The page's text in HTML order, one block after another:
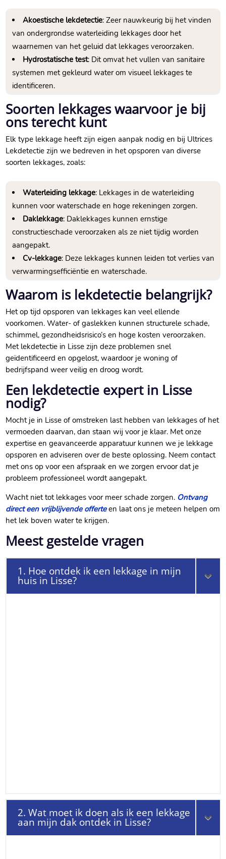
Akoestische lekdetectie: Zeer nauwkeurig bij het vinden
van ondergrondse waterleiding lekkages door het
waarnemen van het geluid dat lekkages veroorzaken.​
Hydrostatische test: Dit omvat het vullen van sanitaire
systemen met gekleurd water om visueel lekkages te
identificeren.​
Soorten lekkages waarvoor je bij
ons terecht kunt
Elk type lekkage heeft zijn eigen aanpak nodig en bij Ultrices
Lekdetectie zijn we bedreven in het opsporen van diverse
soorten lekkages, zoals:
Waterleiding lekkage: Lekkages in de waterleiding
kunnen voor waterschade en hoge rekeningen zorgen.​
Daklekkage: Daklekkages kunnen ernstige
constructieschade veroorzaken als ze niet tijdig worden
aangepakt.​
Cv-lekkage: Deze lekkages kunnen leiden tot verlies van
verwarmingsefficiëntie en waterschade.​
Waarom is lekdetectie belangrijk?
Het op tijd opsporen van lekkages kan veel ellende
voorkomen.​ Water- of gaslekken kunnen structurele schade,
schimmel, gezondheidsrisico’s en hoge kosten veroorzaken.​
Met lekdetectie in Lisse zijn deze problemen snel
geïdentificeerd en opgelost, waardoor je woning of
bedrijfspand weer veilig en droog wordt.​
Een lekdetectie expert in Lisse
nodig?
Mocht je in Lisse of omstreken last hebben van lekkages of het
vermoeden daarvan, dan staan wij voor je klaar.​ Met onze
expertise en geavanceerde apparatuur kunnen we je lekkage
opsporen en adviseren over de beste oplossing.​ Neem contact
met ons op voor een afspraak en we zorgen ervoor dat je
probleem professioneel wordt aangepakt.​
Wacht niet tot lekkages voor meer schade zorgen.​ Ontvang
direct een vrijblijvende offerteen laat ons je meteen helpen om
het lek boven water te krijgen.​
Meest gestelde vragen
1. Hoe ontdek ik een lekkage in mijn
huis in Lisse?
2. Wat moet ik doen als ik een lekkage
aan mijn dak ontdek in Lisse?